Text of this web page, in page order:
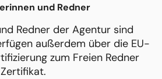
und Redner
Redner der Agentur sind
außerdem über die EU-
zum Freien Redner